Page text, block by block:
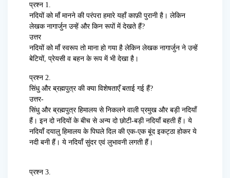
प्रश्न 1.
नदियों को माँ मानने की परंपरा हमारे यहाँ काफ़ी पुरानी है। लेकिन
लेखक नागार्जुन उन्हें और किन रूपों में देखते हैं?
उत्तर
नदियों को माँ स्वरूप तो माना हो गया है लेकिन लेखक नागार्जुन ने उन्हें
बेटियों, प्रेयसी व बहन के रूप में भी देखा है।
प्रश्न 2.
सिंधु और ब्रह्मपुत्र की क्या विशेषताएँ बताई गई हैं?
उत्तर-
सिंधु और ब्रह्मपुत्र हिमालय से निकलने वाली प्रमुख और बड़ी नदियाँ
हैं। इन दो नदियों के बीच से अन्य दो छोटी-बड़ी नदियाँ बहती हैं। ये
नदियाँ दयालु हिमालय के पिघले दिल की एक-एक बूंद इकट्ठा होकर ये
नदी बनी हैं। ये नदियाँ सुंदर एवं लुभावनी लगती हैं।
प्रश्न 3.